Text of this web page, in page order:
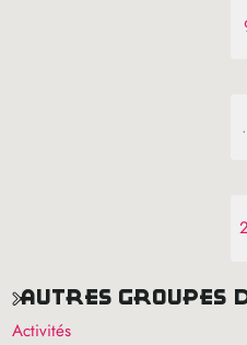
autres groupes
Activités